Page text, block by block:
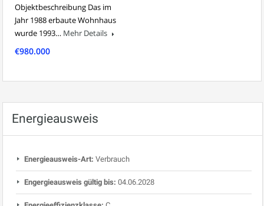
Objektbeschreibung Das im
Jahr 1988 erbaute Wohnhaus
wurde 1993… Mehr Details
€980.000
Energieausweis
Energieausweis-Art: Verbrauch
Engergieausweis gültig bis: 04.06.2028